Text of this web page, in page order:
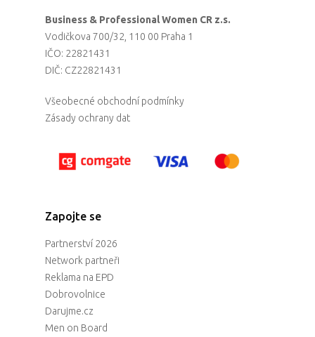
Business & Professional Women CR z.s.
Vodičkova 700/32, 110 00 Praha 1
IČO: 22821431
DIČ: CZ22821431
Všeobecné obchodní podmínky
Zásady ochrany dat
Zapojte se
Partnerství 2026
Network partneři
Reklama na EPD
Dobrovolnice
Darujme.cz
Men on Board